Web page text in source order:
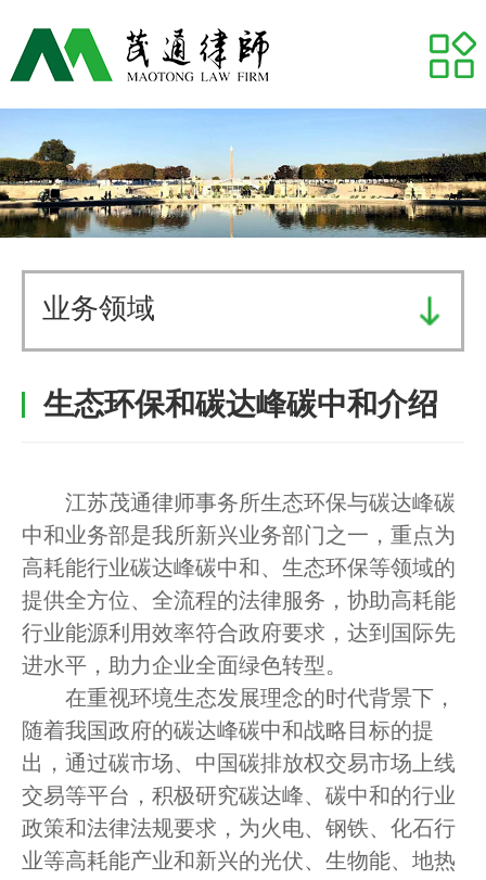
网站首页
专业领域
推荐律师
代表案例
业务研究
茂通动态
忙
法治体检
联系我们
业务领域
生态环保和碳达峰碳中和介绍
江苏茂通律师事务所生态环保与碳达峰碳
中和业务部是我所新兴业务部门之一，重点为
高耗能行业碳达峰碳中和、生态环保等领域的
提供全方位、全流程的法律服务，协助高耗能
行业能源利用效率符合政府要求，达到国际先
进水平，助力企业全面绿色转型。
在重视环境生态发展理念的时代背景下，
随着我国政府的碳达峰碳中和战略目标的提
出，通过碳市场、中国碳排放权交易市场上线
交易等平台，积极研究碳达峰、碳中和的行业
政策和法律法规要求，为火电、钢铁、化石行
业等高耗能产业和新兴的光伏、生物能、地热